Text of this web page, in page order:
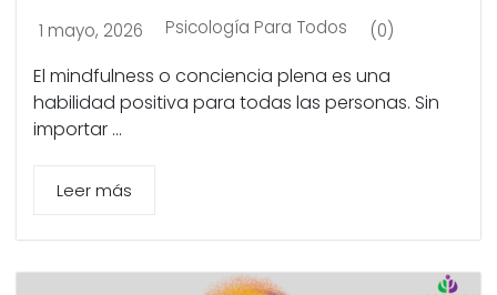
1 mayo, 2026 Psicología Para Todos (0)
El mindfulness o conciencia plena es una
habilidad positiva para todas las personas. Sin
importar ...
Leer más